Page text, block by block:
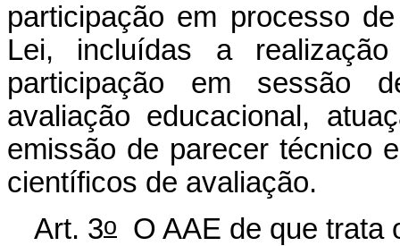
participação em processo
Lei, incluídas a
participação em sessão
avaliação educacional,
emissão de parecer técnico
científicos de avaliação.
Art. 3o
O AAE de que trata